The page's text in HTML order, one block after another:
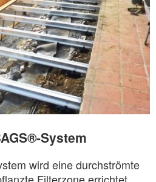
System
wird eine durchströmte